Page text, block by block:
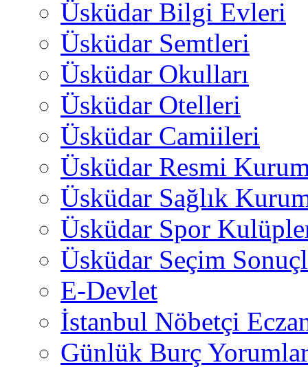
Üsküdar Bilgi Evleri
Üsküdar Semtleri
Üsküdar Okulları
Üsküdar Otelleri
Üsküdar Camiileri
Üsküdar Resmi
Üsküdar Sağlık
Üsküdar Spor
Üsküdar Seçim
E-Devlet
İstanbul Nöbetçi
Günlük Burç